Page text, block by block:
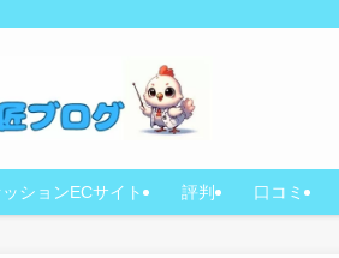
ションECサイト 評判 口コミ